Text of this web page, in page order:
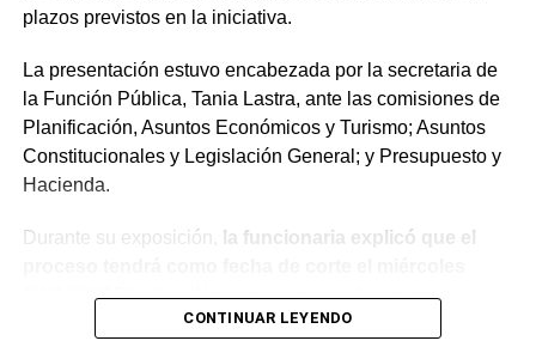
plazos previstos en la iniciativa.
La presentación estuvo encabezada por la secretaria de
la Función Pública, Tania Lastra, ante las comisiones de
Planificación, Asuntos Económicos y Turismo; Asuntos
Constitucionales y Legislación General; y Presupuesto y
Hacienda.
Durante su exposición,
la funcionaria explicó que el
(31/12/2025) y detalló que, para acceder a la
estabilidad, los agentes deberán aprobar el examen
CONTINUAR LEYENDO